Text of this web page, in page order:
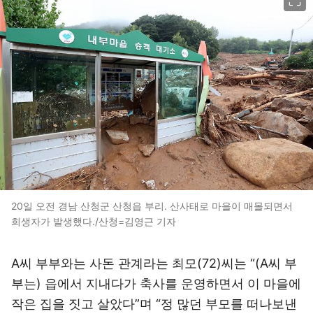
20일 오전 경남 산청군 산청읍 부리. 산사태로 마을이 매몰되면서
희생자가 발생했다./산청=김영근 기자
A씨 부부와는 사돈 관계라는 최모(72)씨는 “(A씨 부
부는) 읍에서 지내다가 축사를 운영하면서 이 마을에
작은 집을 짓고 살았다”며 “정 많던 부모를 떠나보낸